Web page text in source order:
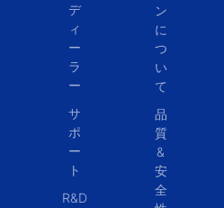
デ
ィ
ー
ラ
ー
サ
ポ
ー
ト
R&D
ン
に
つ
い
て
品
質
&
安
全